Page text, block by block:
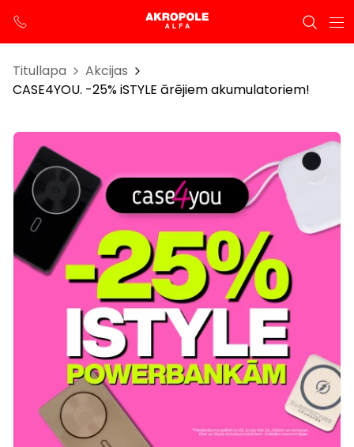
Titullapa
Akcijas
CASE4YOU. -25% iSTYLE ārējiem akumulatoriem!